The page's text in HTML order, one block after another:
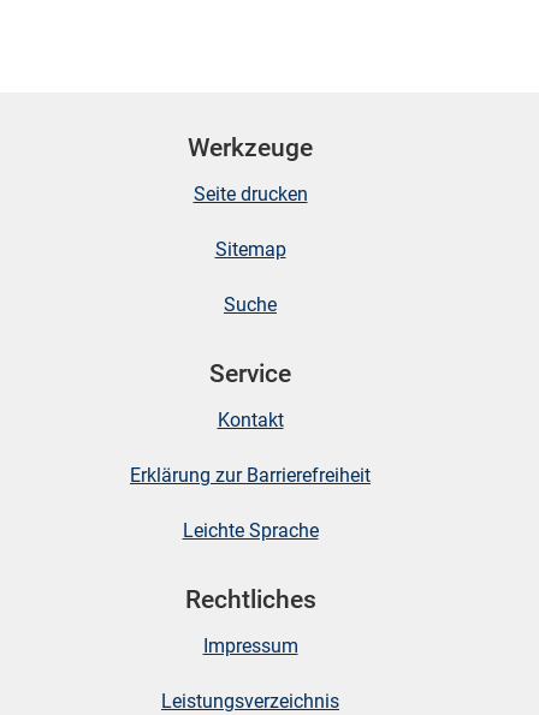
Werkzeuge
Seite drucken
Sitemap
Suche
Service
Kontakt
Erklärung zur Barrierefreiheit
Leichte Sprache
Rechtliches
Impressum
Leistungsverzeichnis